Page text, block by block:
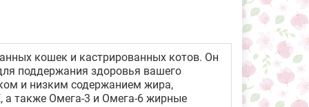
кошек и кастрированных котов. Он
поддержания здоровья вашего
и низким содержанием жира,
а также Омега-3 и Омега-6 жирные